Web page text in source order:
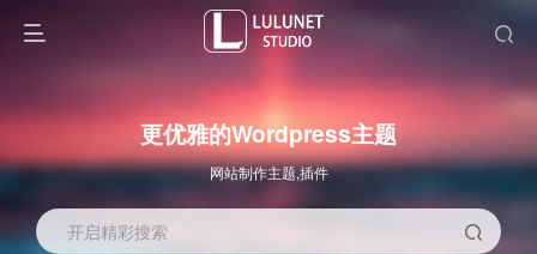
更优雅的Wordpress主题
网站制作主题,插件
开启精彩搜索